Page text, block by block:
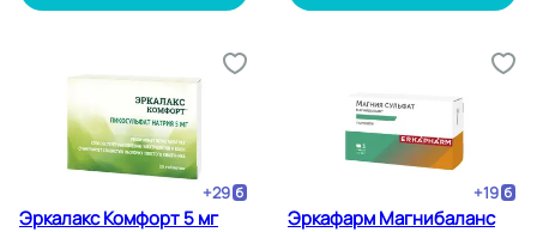
+29
Эркалакс Комфорт 5 мг
+19
Эркафарм Магнибаланс